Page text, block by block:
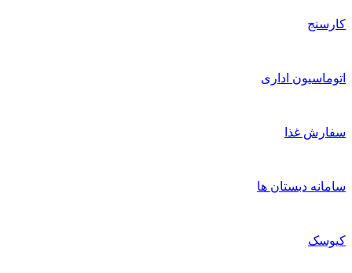
اداری
غذا
دبستان ها